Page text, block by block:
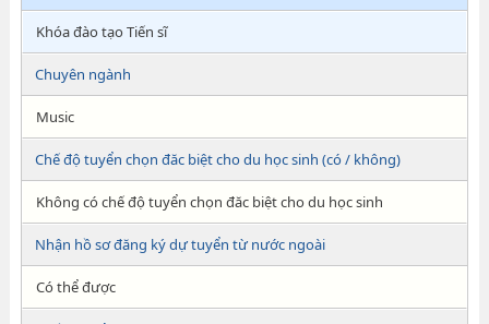
Khóa đào tạo Tiến sĩ
Chuyên ngành
Music
Chế độ tuyển chọn đăc biệt cho du học sinh (có / không)
Không có chế độ tuyển chọn đăc biệt cho du học sinh
Nhận hồ sơ đăng ký dự tuyển từ nước ngoài
Có thể được